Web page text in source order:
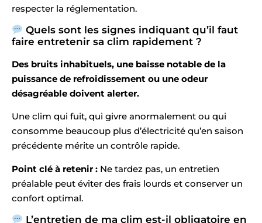
respecter la réglementation.
Quels sont les signes indiquant qu’il faut
faire entretenir sa clim rapidement ?
Des bruits inhabituels, une baisse notable de la
puissance de refroidissement ou une odeur
désagréable doivent alerter.
Une clim qui fuit, qui givre anormalement ou qui
consomme beaucoup plus d’électricité qu’en saison
précédente mérite un contrôle rapide.
Point clé à retenir : Ne tardez pas, un entretien
préalable peut éviter des frais lourds et conserver un
confort optimal.
L’entretien de ma clim est-il obligatoire en